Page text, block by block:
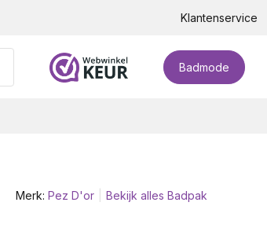
euro! Grote cupmaten (t/m cup M)!
Klantenservice
Badmode
Merk: Pez D'or Bekijk alles Badpak